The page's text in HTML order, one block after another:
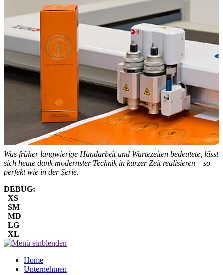
Was früher langwierige Handarbeit und Wartezeiten bedeutete, lässt
sich heute dank modernster Technik in kurzer Zeit realisieren – so
perfekt wie in der Serie.
DEBUG:
XS
SM
MD
LG
XL
Home
Unternehmen